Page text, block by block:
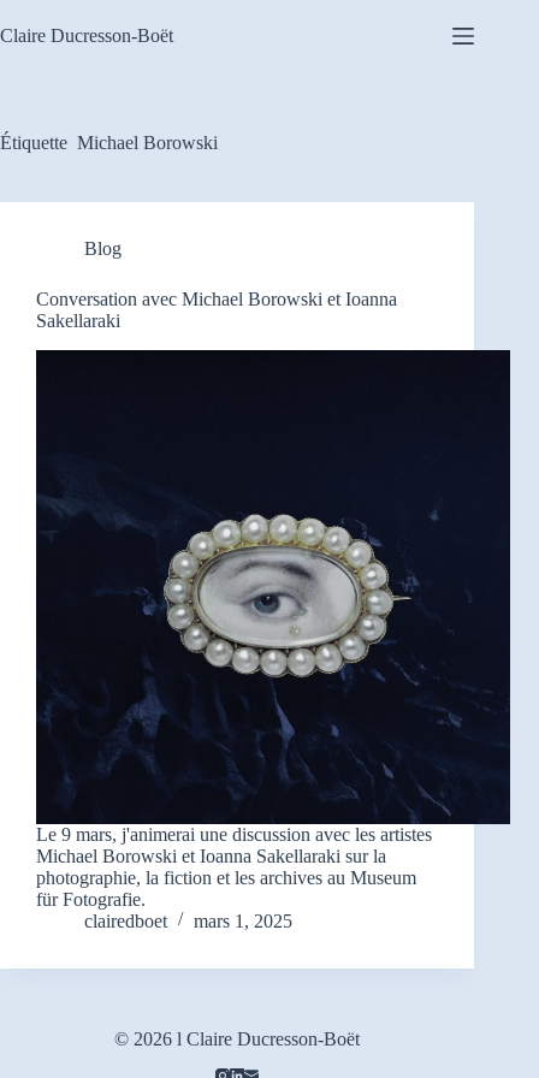
Claire Ducresson-Boët
Étiquette Michael Borowski
Blog
Conversation avec Michael Borowski et Ioanna
Sakellaraki
Le 9 mars, j'animerai une discussion avec les artistes
Michael Borowski et Ioanna Sakellaraki sur la
photographie, la fiction et les archives au Museum
für Fotografie.
clairedboet
mars 1, 2025
© 2026 l Claire Ducresson-Boët